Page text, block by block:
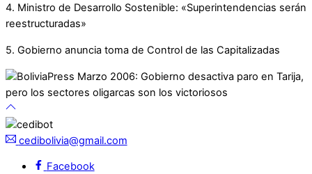
4. Ministro de Desarrollo Sostenible: «Superintendencias serán
reestructuradas»
5. Gobierno anuncia toma de Control de las Capitalizadas
cedibolivia@gmail.com
Facebook